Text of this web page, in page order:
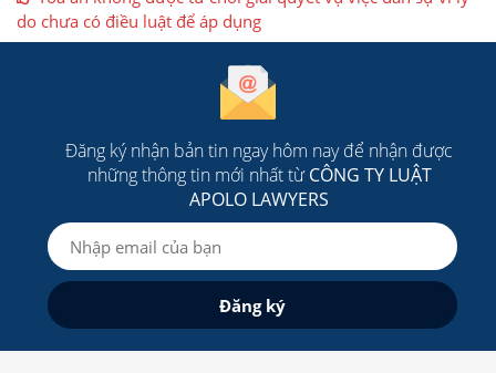
do chưa có điều luật để áp dụng
Đăng ký nhận bản tin ngay hôm nay để nhận được
những thông tin mới nhất từCÔNG TY LUẬT
APOLO LAWYERS